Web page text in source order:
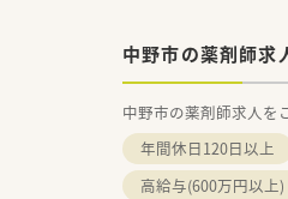
中野市の薬剤師求
中野市の薬剤師求人を
年間休日120日以上
高給与(600万円以上)